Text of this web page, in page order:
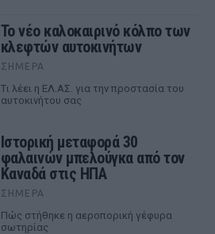
Το νέο καλοκαιρινό κόλπο των
κλεφτών αυτοκινήτων
ΣΉΜΕΡΑ
Tι λέει η ΕΛ.ΑΣ. για την προστασία του
αυτοκινήτου σας
Ιστορική μεταφορά 30
φαλαινών μπελούγκα από τον
Καναδά στις ΗΠΑ
ΣΉΜΕΡΑ
Πώς στήθηκε η αεροπορική γέφυρα
σωτηρίας